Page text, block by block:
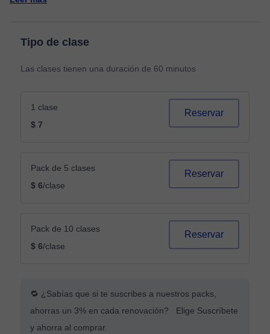
Tipo de clase
Las clases tienen una duración de 60 minutos
1 clase
$ 7
Reservar
Pack de 5 clases
$ 6/clase
Reservar
Pack de 10 clases
$ 6/clase
Reservar
🔁 ¿Sabías que si te suscribes a nuestros packs,
ahorras un 3% en cada renovación? Elige Suscríbete
y ahorra al comprar.